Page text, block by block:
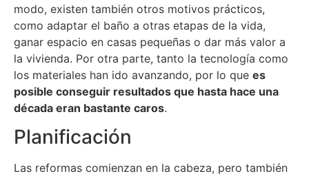
modo, existen también otros motivos prácticos,
como adaptar el baño a otras etapas de la vida,
ganar espacio en casas pequeñas o dar más valor a
la vivienda. Por otra parte, tanto la tecnología como
los materiales han ido avanzando, por lo que es
posible conseguir resultados que hasta hace una
década eran bastante caros.
Planificación
Las reformas comienzan en la cabeza, pero también